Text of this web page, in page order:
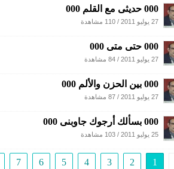
000 حديثى مع القلم 000
27 يوليو 2011 / 110 مشاهدة
000 حتى متى 000
27 يوليو 2011 / 84 مشاهدة
000 بين الحزن والألم 000
27 يوليو 2011 / 87 مشاهدة
000 بسألك أرجوك جاوبنى 000
25 يوليو 2011 / 103 مشاهدة
1
2
3
4
5
6
7